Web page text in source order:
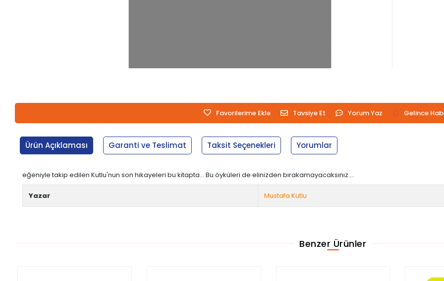
Favorilerime Ekle Tavsiye Et Yorum Yaz Gelince
Ürün Açıklaması Garanti ve Teslimat Taksit Seçenekleri Yorumlar
eğeniyle takip edilen Kutlu'nun son hikayeleri bu kitapta... Bu öyküleri de elinizden bırakamayacaksınız....
Yazar Mustafa Kutlu
Benzer Ürünler